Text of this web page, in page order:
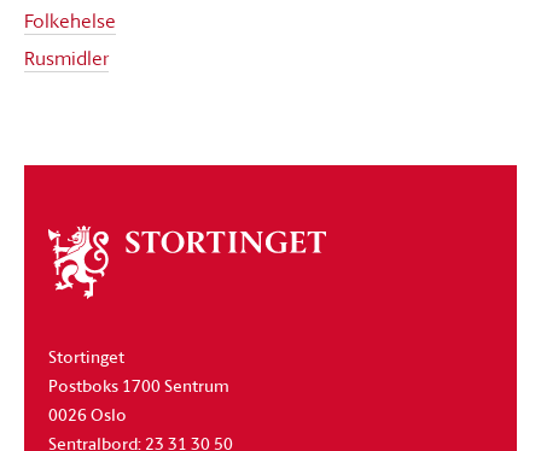
Folkehelse
Rusmidler
Om
stortinget
Stortinget
Postboks 1700 Sentrum
0026 Oslo
Sentralbord: 23 31 30 50